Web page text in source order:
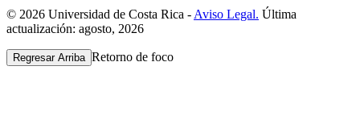
© 2026 Universidad de Costa Rica - Aviso Legal. Última
actualización: agosto, 2026
Regresar Arriba Retorno de foco